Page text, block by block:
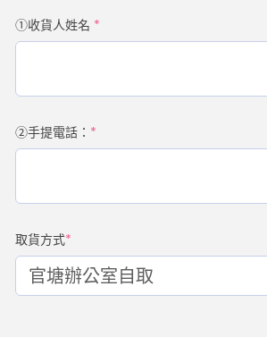
①收貨人姓名 *
②手提電話： *
取貨方式*